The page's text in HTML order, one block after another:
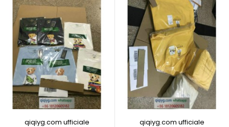
qiqiyg.com ufficiale
qiqiyg.com ufficiale